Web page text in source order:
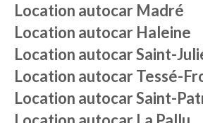
Location autocar Madré
Location autocar Haleine
Location autocarSaint-
Location autocarTessé-
Location autocarSaint-